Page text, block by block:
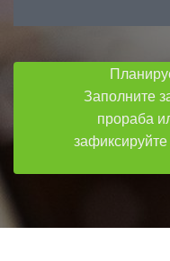
Заполните
прораба